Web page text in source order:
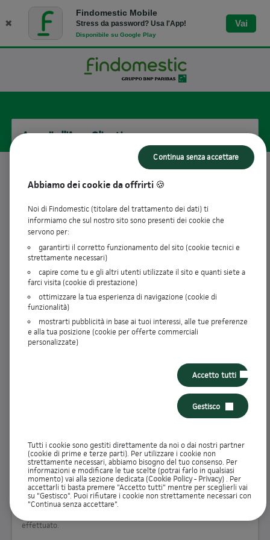
✖
Findomestic Mobile
Stress da password? Usa l'App!
Disponibile su Google Play
Vai
Accedi all'Area Clienti
Username
Password
ENTRA
RECUPERA DATI DI ACCESSO
Non hai ancora effettuato la registrazione?
Iscriviti all'Area Clienti per visualizzare i dettagli dei tuoi prodotti e
gestire tutte le operazioni direttamente online. Potrai inoltre
REGISTRATI
Richieste in valutazione
effettuato.
Abbiamo dei cookie da offrirti 🍪
Noi di Findomestic (titolare del trattamento dei dati) ti
informiamo che sul nostro sito sono presenti dei cookie che
servono per:
garantirti il corretto funzionamento del sito (cookie tecnici e
strettamente necessari)
capire come tu e gli altri utenti utilizzate il sito e quanti siete a
farci visita (cookie di prestazione)
ottimizzare la tua esperienza di navigazione (cookie di
funzionalità)
mostrarti pubblicità in base ai tuoi interessi, alle tue preferenze
e alla tua posizione (cookie per offerte commerciali
personalizzate)
Tutti i cookie sono gestiti direttamente da noi o dai nostri partner
(cookie di prime e terze parti). Per utilizzare i cookie non
strettamente necessari, abbiamo bisogno del tuo consenso. Per
informazioni e modificare le tue scelte (potrai farlo in qualsiasi
momento) vai alla sezione dedicata (Cookie Policy-Privacy) . Per
accettarli ti basta premere "Accetto tutti" mentre per sceglierli vai
su "Gestisco". Puoi rifiutare i cookie non strettamente necessari con
"Continua senza accettare".
Gestisco
Accetto tutti
Continua senza accettare